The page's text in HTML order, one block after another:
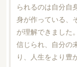
られるのは自分自
身が作っている、
が理解できました
信じられ、自分の
り、人生をより豊